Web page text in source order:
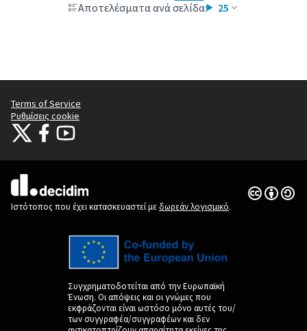
Αποτελέσματα ανά σελίδα: 25
Terms of Service
Ρυθμίσεις cookie
Citizens Participation Portal at X
Ο οργανισμός Citizens Participation Portal στο Facebook
Ο οργανισμός Citizens Participation Portal στο YouTube
(Εξωτερική σύνδεση)
Ιστότοπος που έχει κατασκευαστεί με δωρεάν λογισμικό.
Άδεια
(Εξωτερική
Συγχρηματοδοτείται από την Ευρωπαϊκή
Ένωση. Οι απόψεις και οι γνώμες που
εκφράζονται είναι ωστόσο μόνο αυτές του/
των συγγραφέα/συγγραφέων και δεν